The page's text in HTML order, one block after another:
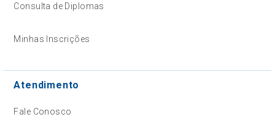
Consulta de Diplomas
Minhas Inscrições
Atendimento
Fale Conosco